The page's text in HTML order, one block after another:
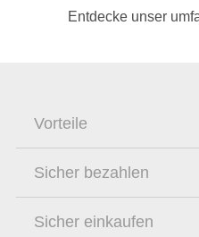
Entdecke unser
Vorteile
Sicher bezahlen
Sicher einkaufen